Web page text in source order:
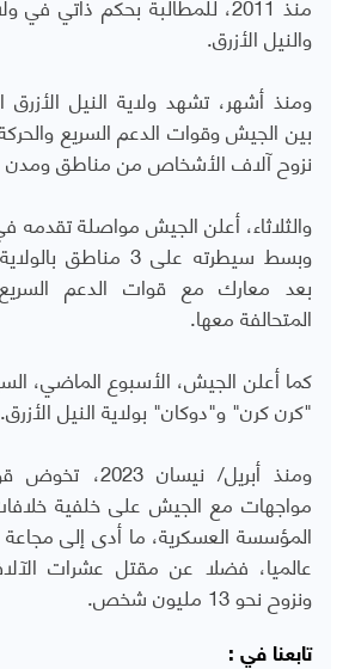
والنيل الأزرق.
ومنذ أشهر، تشهد ولاية النيل
بين الجيش وقوات الدعم السريع
نزوح آلاف الأشخاص من مناطق ومدن
والثلاثاء، أعلن الجيش مواصلة تقدمه
وبسط سيطرته على 3
بعد معارك مع قوات الدعم السريع
المتحالفة معها.
كما أعلن الجيش، الأسبوع الماضي،
"كرن كرن" و"دوكان" بولاية النيل الأزرق.
ومنذ أبريل/
مواجهات مع الجيش على خلفية
المؤسسة العسكرية، ما أدى إلى
عالميا، فضلا عن مقتل عشرات
ونزوح نحو 13 مليون شخص.
تابعنا في :